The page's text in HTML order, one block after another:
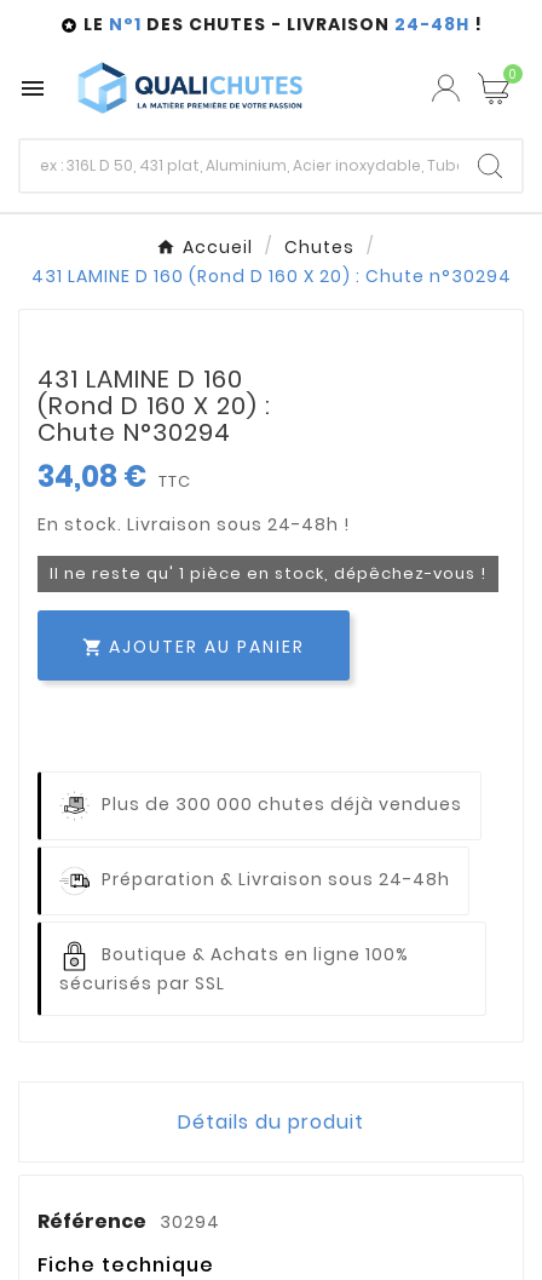
 LE N°1 DES CHUTES - LIVRAISON 24-48H !
 0
Accueil
Chutes
431 LAMINE D 160 (Rond D 160 X 20) : Chute n°30294
431 LAMINE D 160
(Rond D 160 X 20) :
Chute N°30294
34,08 € TTC
Il ne reste qu' 1 pièce en stock, dépêchez-vous !
 AJOUTER AU PANIER
Plus de 300 000 chutes déjà vendues
Préparation & Livraison sous 24-48h
Boutique & Achats en ligne 100%
sécurisés par SSL
Détails du produit
Référence 30294
Fiche technique